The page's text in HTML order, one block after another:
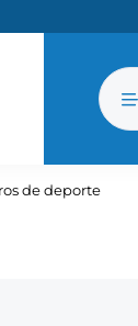
de deporte